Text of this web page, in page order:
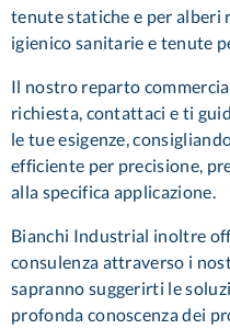
tenute statichee peralberi
igienico sanitariee tenute
Il nostro reparto
richiesta, contattacie ti
le tue esigenze,
efficiente per precisione,
alla specifica applicazione.
Bianchi Industrial inoltre
consulenza attraverso i
sapranno suggerirti le
profonda conoscenza dei